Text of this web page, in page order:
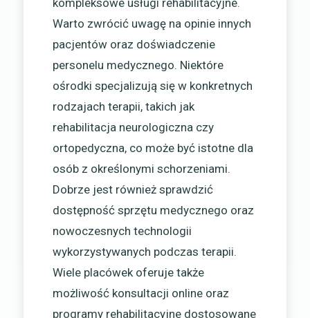
kompleksowe usługi rehabilitacyjne.
Warto zwrócić uwagę na opinie innych
pacjentów oraz doświadczenie
personelu medycznego. Niektóre
ośrodki specjalizują się w konkretnych
rodzajach terapii, takich jak
rehabilitacja neurologiczna czy
ortopedyczna, co może być istotne dla
osób z określonymi schorzeniami.
Dobrze jest również sprawdzić
dostępność sprzętu medycznego oraz
nowoczesnych technologii
wykorzystywanych podczas terapii.
Wiele placówek oferuje także
możliwość konsultacji online oraz
programy rehabilitacyjne dostosowane